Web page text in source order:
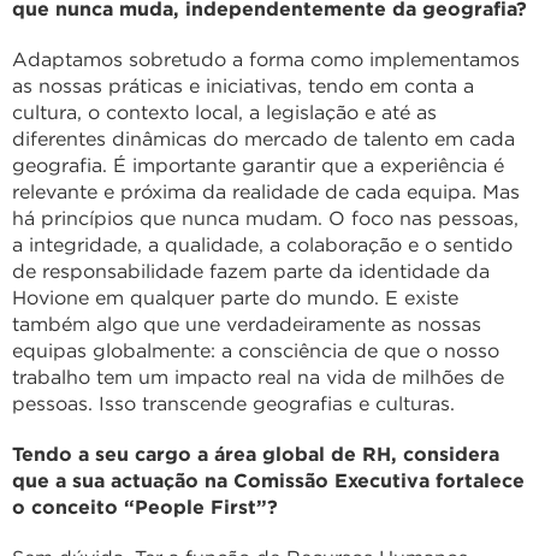
que nunca muda, independentemente da geografia?
Adaptamos sobretudo a forma como implementamos
as nossas práticas e iniciativas, tendo em conta a
cultura, o contexto local, a legislação e até as
diferentes dinâmicas do mercado de talento em cada
geografia. É importante garantir que a experiência é
relevante e próxima da realidade de cada equipa. Mas
há princípios que nunca mudam. O foco nas pessoas,
a integridade, a qualidade, a colaboração e o sentido
de responsabilidade fazem parte da identidade da
Hovione em qualquer parte do mundo. E existe
também algo que une verdadeiramente as nossas
equipas globalmente: a consciência de que o nosso
trabalho tem um impacto real na vida de milhões de
pessoas. Isso transcende geografias e culturas.
Tendo a seu cargo a área global de RH, considera
que a sua actuação na Comissão Executiva fortalece
o conceito “People First”?